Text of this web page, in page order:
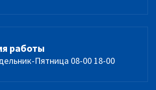
работы
Пятница 08-00 18-00